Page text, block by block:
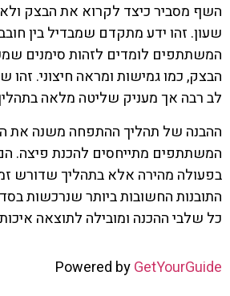
השף מסביר כיצד לקרוא את הבצק
שעון. זהו ידע מתקדם שמבדיל בין
המשתתפים לומדים לזהות סימנים
הבצק, כמו גמישות ומראה חיצוני.
לב רבה אך מעניק שליטה מלאה
ההבנה של תהליך ההתפחה משנה את
המשתתפים מתייחסים להכנת פיצה.
בפעולה מהירה אלא בתהליך שדורש
התובנות החשובות ביותר שנרכשות
כל שלבי ההכנה ומובילה לתוצאה
Powered byGetYourGuide